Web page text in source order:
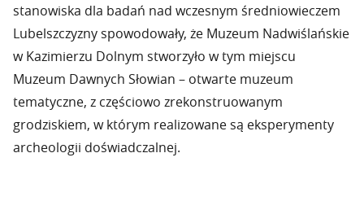
stanowiska dla badań nad wczesnym średniowieczem
Lubelszczyzny spowodowały, że Muzeum Nadwiślańskie
w Kazimierzu Dolnym stworzyło w tym miejscu
Muzeum Dawnych Słowian – otwarte muzeum
tematyczne, z częściowo zrekonstruowanym
grodziskiem, w którym realizowane są eksperymenty
archeologii doświadczalnej.